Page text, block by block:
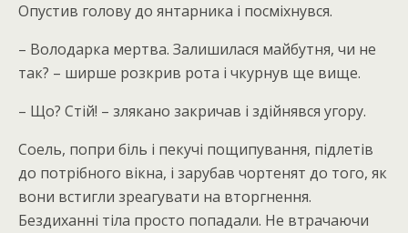
Опустив голову до янтарника і посміхнувся.
– Володарка мертва. Залишилася майбутня, чи не
так? – ширше розкрив рота і чкурнув ще вище.
– Що? Стій! – злякано закричав і здійнявся угору.
Соель, попри біль і пекучі пощипування, підлетів
до потрібного вікна, і зарубав чортенят до того, як
вони встигли зреагувати на вторгнення.
Бездиханні тіла просто попадали. Не втрачаючи